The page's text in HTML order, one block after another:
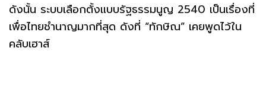
ดังนั้น ระบบเลือกตั้งแบบรัฐธรรมนูญ 2540 เป็นเรื่องที่
เพื่อไทยชำนาญมากที่สุด ดังที่ “ทักษิณ” เคยพูดไว้ใน
คลับเฮาส์